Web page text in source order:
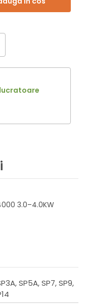
3.0–4.0KW
SP5A, SP7, SP9,